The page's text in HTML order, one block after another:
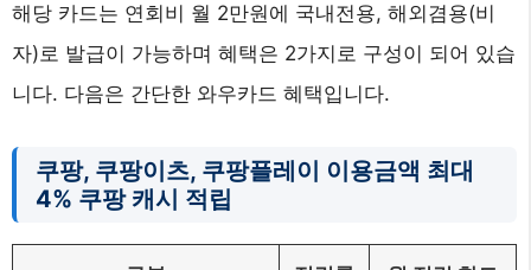
해당 카드는 연회비 월 2만원에 국내전용, 해외겸용(비
자)로 발급이 가능하며 혜택은 2가지로 구성이 되어 있습
니다. 다음은 간단한 와우카드 혜택입니다.
쿠팡, 쿠팡이츠, 쿠팡플레이 이용금액 최대
4% 쿠팡 캐시 적립